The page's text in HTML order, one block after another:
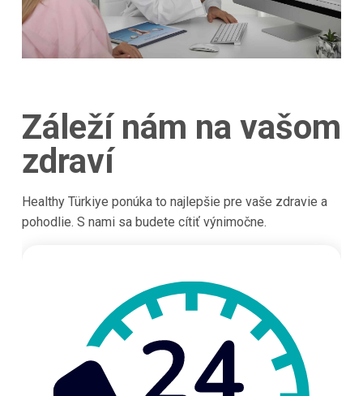
Záleží nám na vašom
zdraví
Healthy Türkiye ponúka to najlepšie pre vaše zdravie a
pohodlie. S nami sa budete cítiť výnimočne.